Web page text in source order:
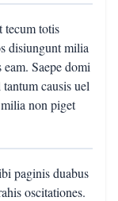
tecum totis
disiungunt milia
Saepe domi
causis uel
non piget
paginis duabus
oscitationes.